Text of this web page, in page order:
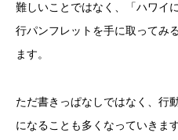
難しいことではなく、「ハワイ
行パンフレットを手に取ってみ
ます。
ただ書きっぱなしではなく、行
になることも多くなっていきます